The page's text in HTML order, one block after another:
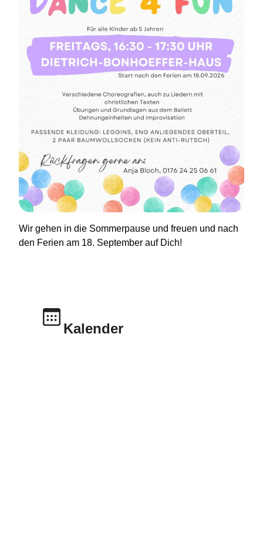
Wir gehen in die Sommerpause und freuen und nach
den Ferien am 18. September auf Dich!
Kalender